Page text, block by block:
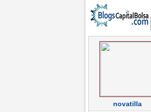
novatilla